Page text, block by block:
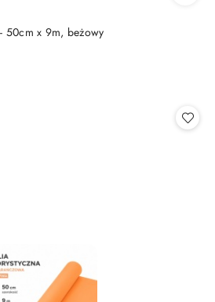
50cm x 9m, beżowy